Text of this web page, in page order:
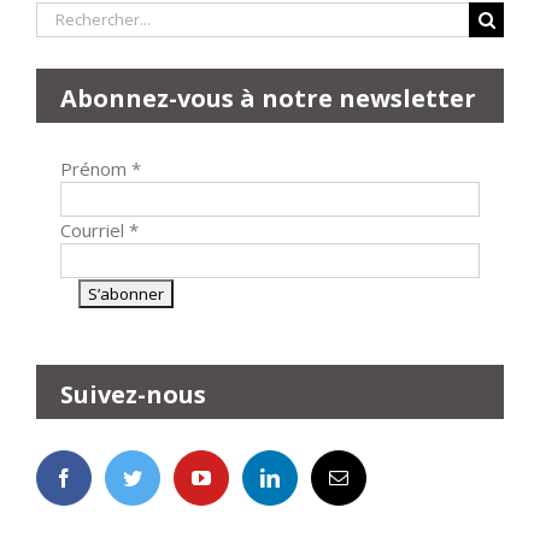
Rechercher:
Abonnez-vous à notre newsletter
Prénom *
Courriel *
Suivez-nous